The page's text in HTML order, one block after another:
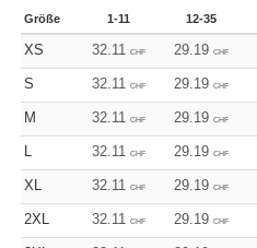
Größe 1-11 12-35
XS 32.11CHF 29.19CHF
S 32.11CHF 29.19CHF
M 32.11CHF 29.19CHF
L 32.11CHF 29.19CHF
XL 32.11CHF 29.19CHF
2XL 32.11CHF 29.19CHF